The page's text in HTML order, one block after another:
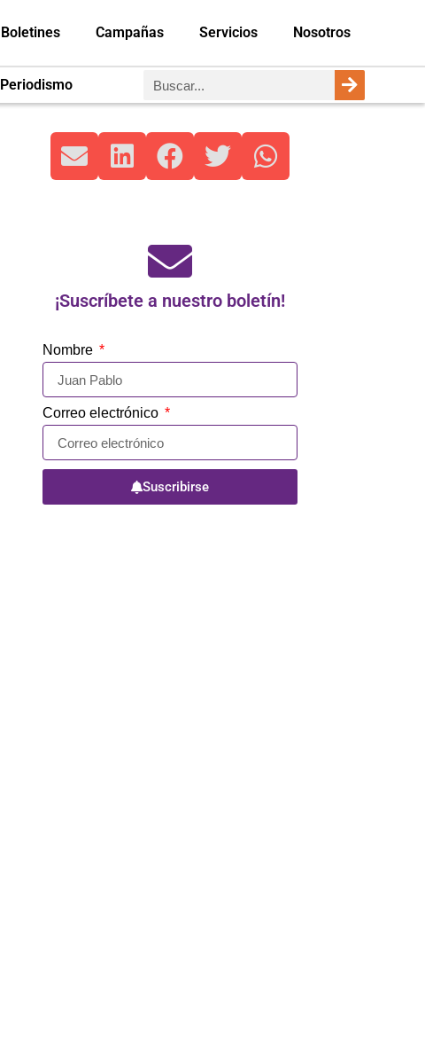
Boletines Campañas Servicios Nosotros
Periodismo
¡Suscríbete a nuestro boletín!
Nombre
Correo electrónico
Suscribirse